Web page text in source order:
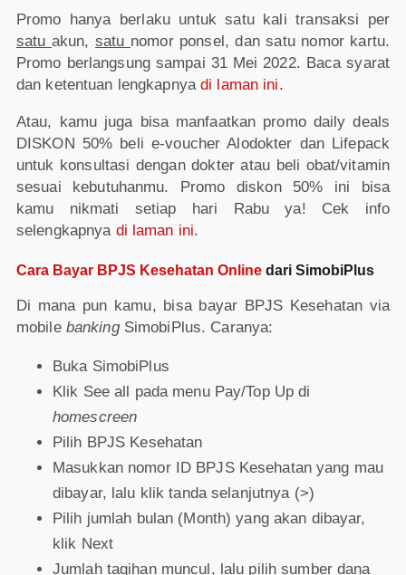
Promo hanya berlaku untuk satu kali transaksi per
satu akun,satu nomor ponsel, dan satu nomor kartu.
Promo berlangsung sampai 31 Mei 2022. Baca syarat
dan ketentuan lengkapnyadi laman ini.
Atau, kamu juga bisa manfaatkan promo daily deals
DISKON 50% beli e-voucher Alodokter dan Lifepack
untuk konsultasi dengan dokter atau beli obat/vitamin
sesuai kebutuhanmu. Promo diskon 50% ini bisa
kamu nikmati setiap hari Rabu ya! Cek info
selengkapnya di laman ini.
Cara Bayar BPJS Kesehatan Onlinedari SimobiPlus
Di mana pun kamu, bisa bayar BPJS Kesehatan via
mobile banking SimobiPlus. Caranya:
Buka SimobiPlus
Klik See all pada menu Pay/Top Up di
homescreen
Pilih BPJS Kesehatan
Masukkan nomor ID BPJS Kesehatan yang mau
dibayar, lalu klik tanda selanjutnya (>)
Pilih jumlah bulan (Month) yang akan dibayar,
klik Next
Jumlah tagihan muncul, lalu pilih sumber dana